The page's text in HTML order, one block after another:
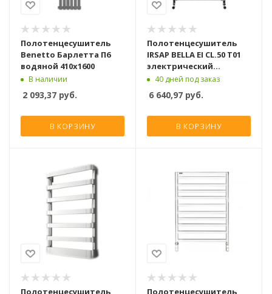
Полотенцесушитель
Benetto Барлетта П6
водяной 410х1600
В наличии
2 093,37 руб.
В КОРЗИНУ
Полотенцесушитель
IRSAP BELLA EI CL.50 T01
электрический
1200x532, хром
40 дней под заказ
6 640,97 руб.
В КОРЗИНУ
Полотенцесушитель
Полотенцесушитель